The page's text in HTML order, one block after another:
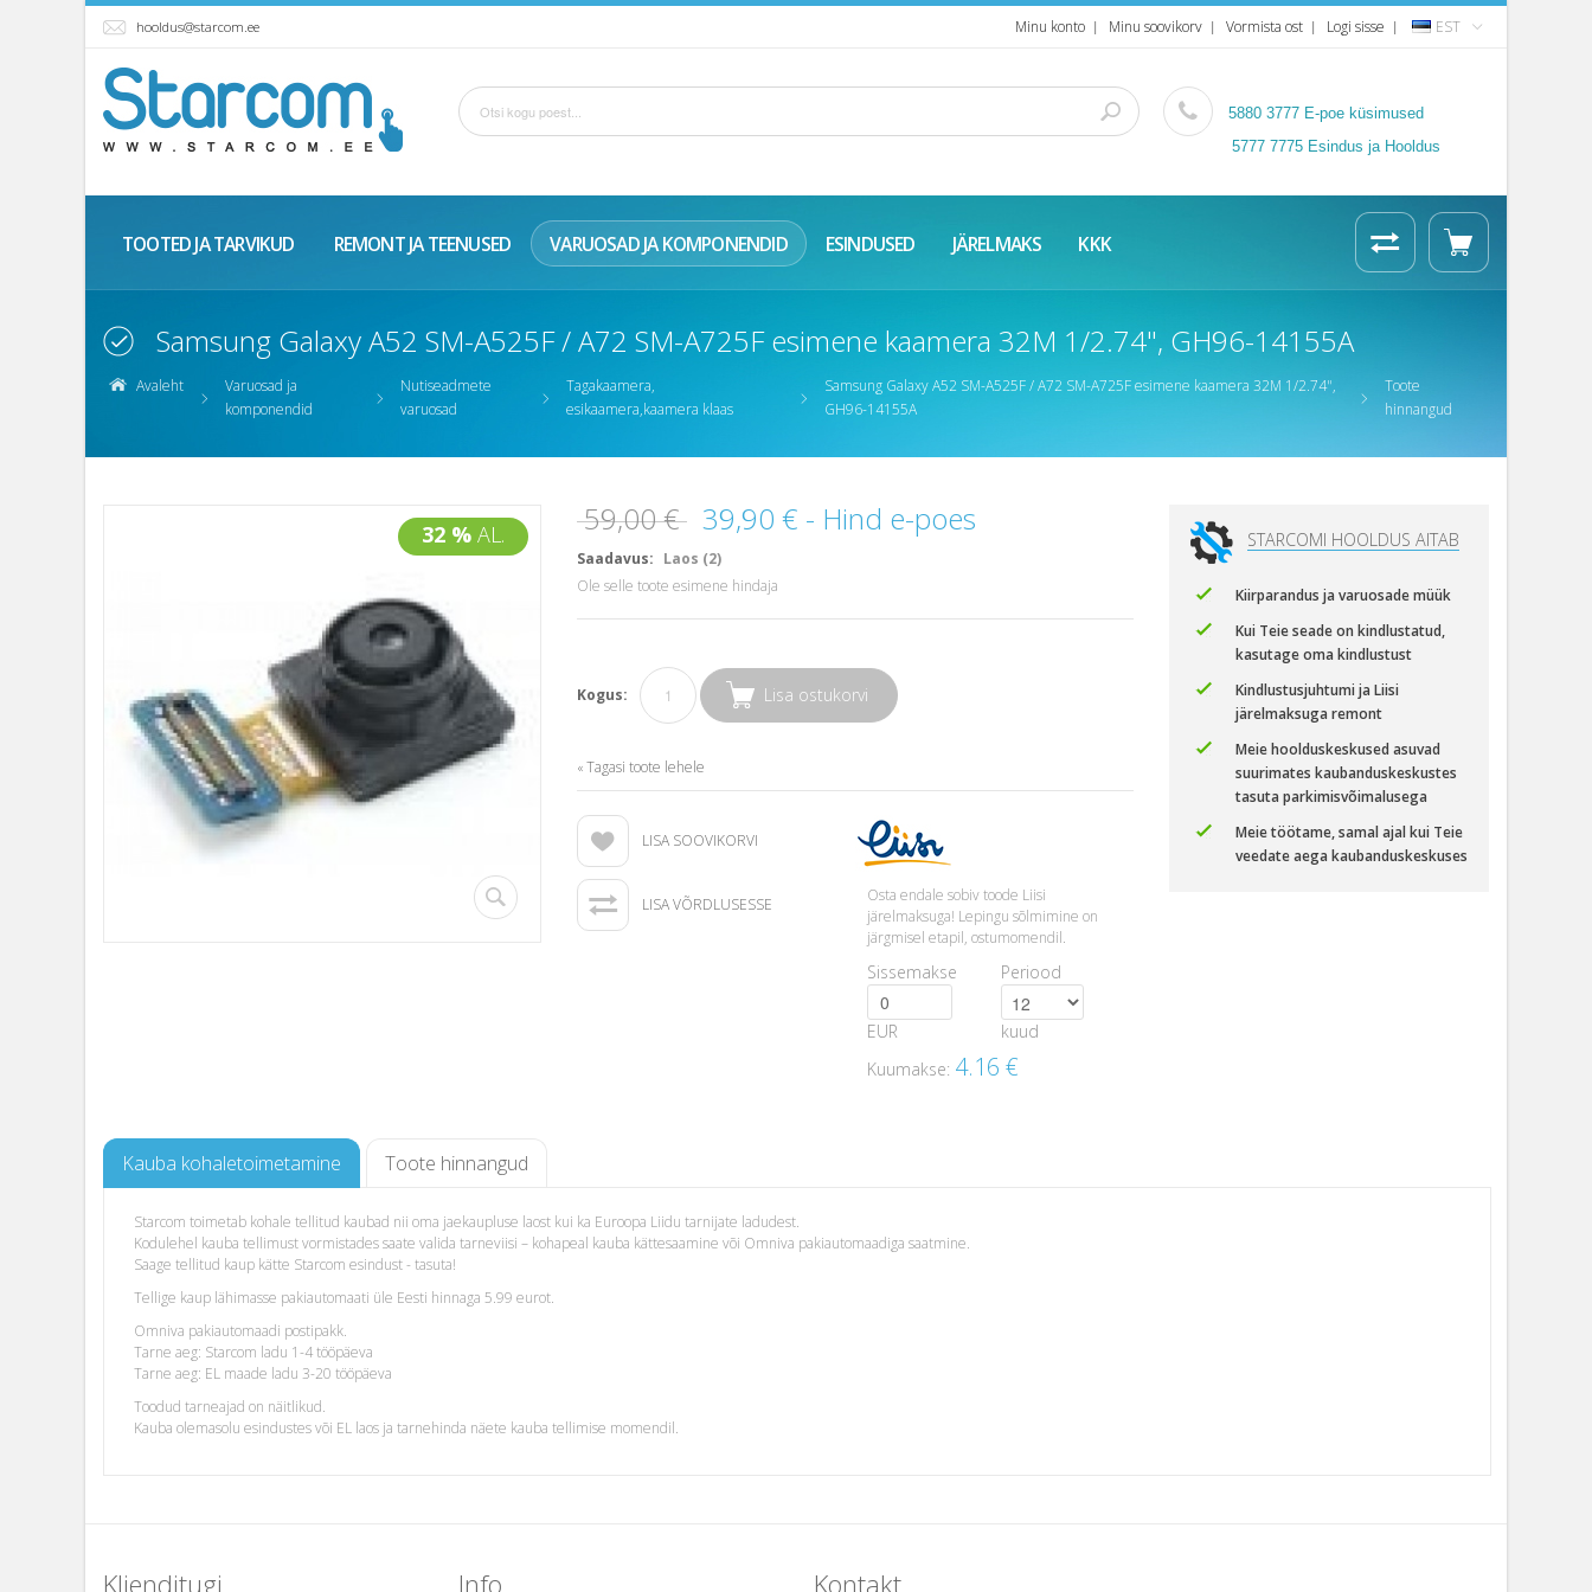
hooldus@starcom.ee Minu konto Minu soovikorv Vormista ost Logi sisse EST
5880 3777 E-poe küsimused
5777 7775 Esindus ja Hooldus
TOOTED JA TARVIKUD REMONT JA TEENUSED VARUOSAD JA KOMPONENDID ESINDUSED JÄRELMAKS KKK
Samsung Galaxy A52 SM-A525F / A72 SM-A725F esimene kaamera 32M 1/2.74", GH96-14155A
Avaleht
Varuosad ja
komponendid
Nutiseadmete
varuosad
Tagakaamera,
esikaamera,kaamera klaas
Samsung Galaxy A52 SM-A525F / A72 SM-A725F esimene kaamera 32M 1/2.74",
GH96-14155A
Toote
hinnangud
32 % AL. 59,00 € 39,90 € - Hind e-poes
Saadavus: Laos (2)
Ole selle toote esimene hindaja
Kogus: Lisa ostukorvi
« Tagasi toote lehele
LISA SOOVIKORVI
LISA VÕRDLUSESSE
Osta endale sobiv toode Liisi
järelmaksuga! Lepingu sõlmimine on
järgmisel etapil, ostumomendil.
Sissemakse
EUR
Periood
kuud
Kuumakse: 4.16 €
STARCOMI HOOLDUS AITAB
Kiirparandus ja varuosade müük
Kui Teie seade on kindlustatud,
kasutage oma kindlustust
Kindlustusjuhtumi ja Liisi
järelmaksuga remont
Meie hoolduskeskused asuvad
suurimates kaubanduskeskustes
tasuta parkimisvõimalusega
Meie töötame, samal ajal kui Teie
veedate aega kaubanduskeskuses
Kauba kohaletoimetamine Toote hinnangud
Starcom toimetab kohale tellitud kaubad nii oma jaekaupluse laost kui ka Euroopa Liidu tarnijate ladudest.
Kodulehel kauba tellimust vormistades saate valida tarneviisi – kohapeal kauba kättesaamine või Omniva pakiautomaadiga saatmine.
Saage tellitud kaup kätte Starcom esindust - tasuta!
Tellige kaup lähimasse pakiautomaati üle Eesti hinnaga 5.99 eurot.
Omniva pakiautomaadi postipakk.
Tarne aeg: Starcom ladu 1-4 tööpäeva
Tarne aeg: EL maade ladu 3-20 tööpäeva
Toodud tarneajad on näitlikud.
Kauba olemasolu esindustes või EL laos ja tarnehinda näete kauba tellimise momendil.
Klienditugi Info Kontakt